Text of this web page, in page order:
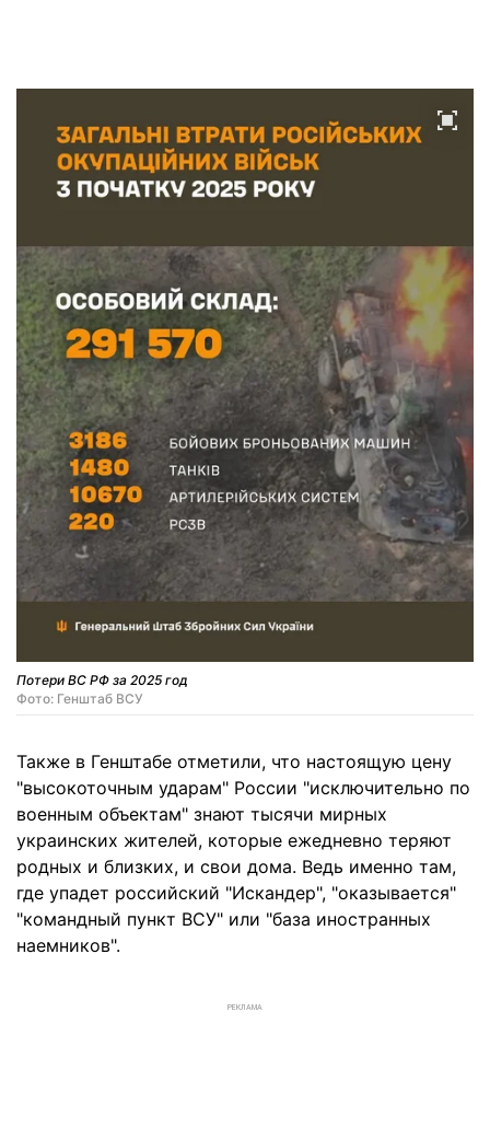
Потери ВС РФ за 2025 год
Фото: Генштаб ВСУ
Также в Генштабе отметили, что настоящую цену
"высокоточным ударам" России "исключительно по
военным объектам" знают тысячи мирных
украинских жителей, которые ежедневно теряют
родных и близких, и свои дома. Ведь именно там,
где упадет российский "Искандер", "оказывается"
"командный пункт ВСУ" или "база иностранных
наемников".
РЕКЛАМА